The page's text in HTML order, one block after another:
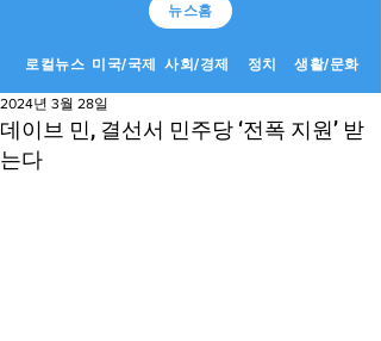
뉴스홈
로컬뉴스 미국/국제 사회/경제 정치 생활/문화
데이브 민, 결선서 민주당 ‘전폭 지원’ 받
는다
2024년 3월 28일